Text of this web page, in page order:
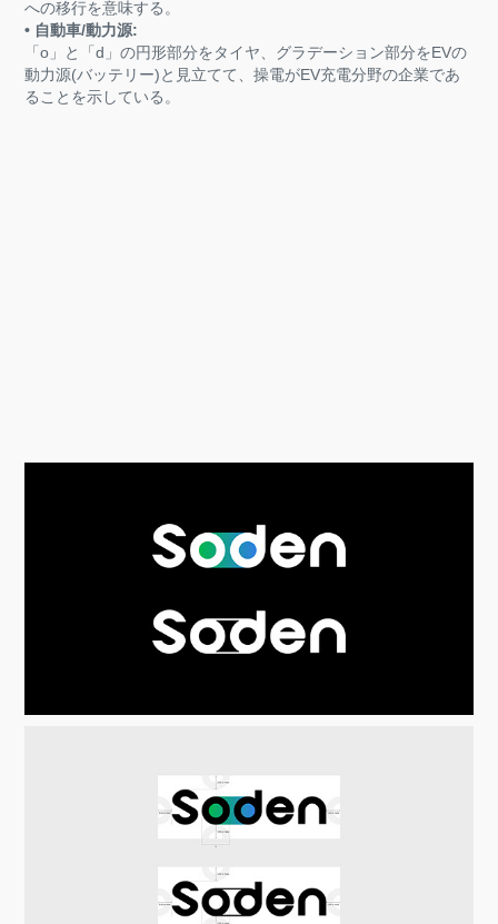
への移行を意味する。
• 自動車/動力源:
「o」と「d」の円形部分をタイヤ、グラデーション部分をEVの
動力源(バッテリー)と見立てて、操電がEV充電分野の企業であ
ることを示している。